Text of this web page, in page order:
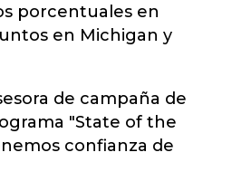
porcentuales en
en Michigan y
de campaña de
"State of the
confianza de